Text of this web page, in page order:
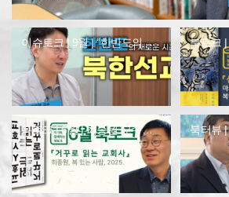
이슈토크 | 9월 | “한반도의 새로운 …
북토크 | 6월 | 최종원 교수와 함께하…